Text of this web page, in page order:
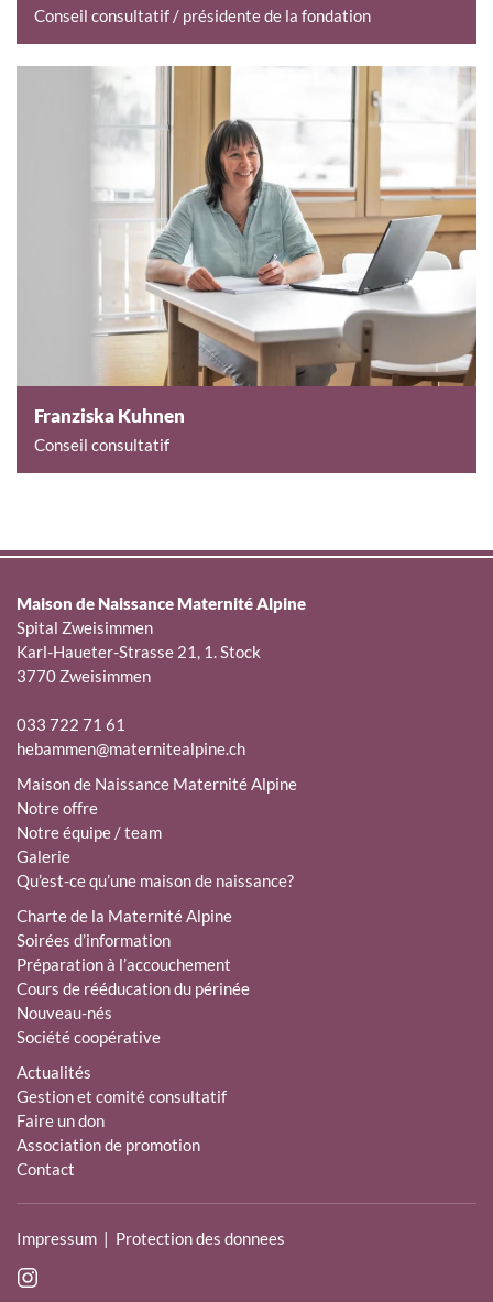
Conseil consultatif / présidente de la fondation
Franziska Kuhnen
Conseil consultatif
Maison de Naissance Maternité Alpine
Spital Zweisimmen
Karl-Haueter-Strasse 21, 1. Stock
3770 Zweisimmen
033 722 71 61
hebammen@maternitealpine.ch
Maison de Naissance Maternité Alpine
Notre offre
Notre équipe / team
Galerie
Qu’est-ce qu’une maison de naissance?
Charte de la Maternité Alpine
Soirées d’information
Préparation à l’accouchement
Cours de rééducation du périnée
Nouveau-nés
Société coopérative
Actualités
Gestion et comité consultatif
Faire un don
Association de promotion
Contact
Impressum | Protection des donnees